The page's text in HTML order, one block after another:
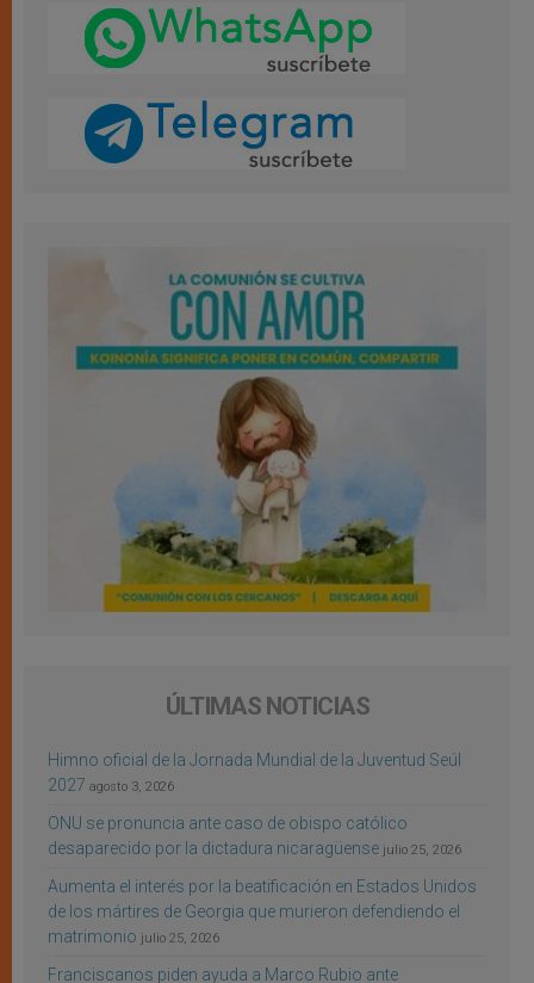
ÚLTIMAS NOTICIAS
Himno oficial de la Jornada Mundial de la Juventud Seúl
2027 agosto 3, 2026
ONU se pronuncia ante caso de obispo católico
desaparecido por la dictadura nicaragüense julio 25, 2026
Aumenta el interés por la beatificación en Estados Unidos
de los mártires de Georgia que murieron defendiendo el
matrimonio julio 25, 2026
Franciscanos piden ayuda a Marco Rubio ante